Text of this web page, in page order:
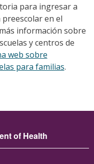
para ingresar a
en el
información sobre
y centros de
web sobre
para familias.
of Health